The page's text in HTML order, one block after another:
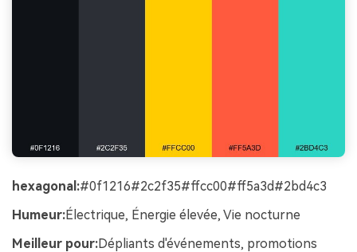
hexagonal:#0f1216#2c2f35#ffcc00#ff5a3d#2bd4c3
Humeur:Électrique, Énergie élevée, Vie nocturne
Meilleur pour:Dépliants d'événements, promotions